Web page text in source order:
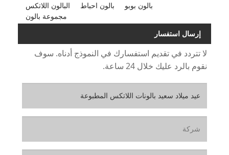
البالون اللاتكس
بالون احباط
بالون بوبو
مجموعة بالون
إرسال استفسار
لا تتردد في تقديم استفسارك في النموذج أدناه. سوف
نقوم بالرد عليك خلال 24 ساعة.